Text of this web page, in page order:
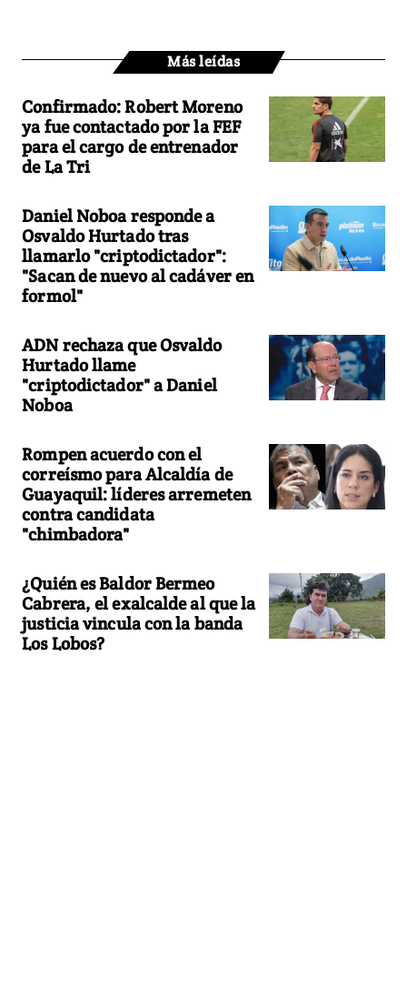
Más leídas
Confirmado: Robert Moreno
ya fue contactado por la FEF
para el cargo de entrenador
de La Tri
Daniel Noboa responde a
Osvaldo Hurtado tras
llamarlo "criptodictador":
"Sacan de nuevo al cadáver en
formol"
ADN rechaza que Osvaldo
Hurtado llame
"criptodictador" a Daniel
Noboa
Rompen acuerdo con el
correísmo para Alcaldía de
Guayaquil: líderes arremeten
contra candidata
"chimbadora"
¿Quién es Baldor Bermeo
Cabrera, el exalcalde al que la
justicia vincula con la banda
Los Lobos?